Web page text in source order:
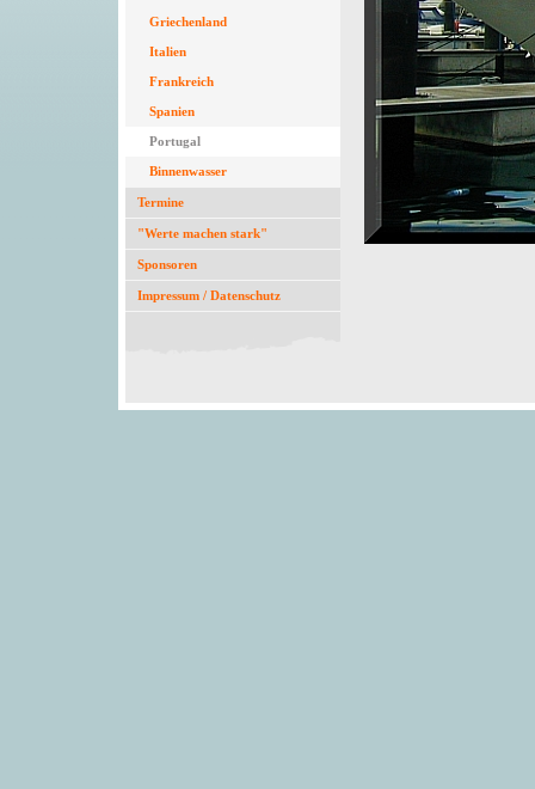
Griechenland
Italien
Frankreich
Spanien
Portugal
Binnenwasser
Termine
"Werte machen stark"
Sponsoren
Impressum / Datenschutz